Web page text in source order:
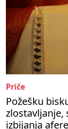
Priče
Požešku
zlostavljanje,
izbijanja